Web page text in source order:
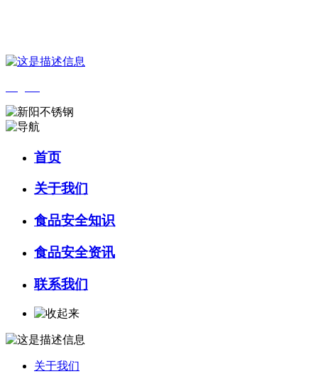
首页
关于我们
食品安全知识
食品安全资讯
联系我们
关于我们